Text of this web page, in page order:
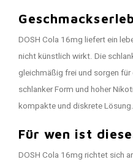
DOSH Cola 16mg liefert ein
nicht künstlich wirkt. Die
gleichmäßig frei und sorgen
schlanker Form und hoher
kompakte und diskrete Lösung.
Für wen ist
DOSH Cola 16mg richtet sich